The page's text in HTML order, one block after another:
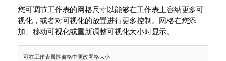
您可调节工作表的网格尺寸以能够在工作表上容纳更多可
视化，或者对可视化的放置进行更多控制。网格在您添
加、移动可视化或重新调整可视化大小时显示。
可在工作表属性窗格中更改网格大小